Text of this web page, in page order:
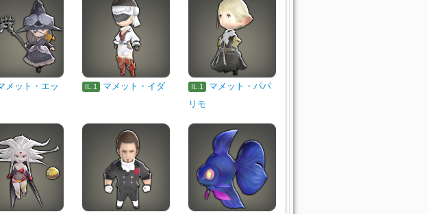
メット・エッ
IL.1 マメット・イダ IL.1
マメット・パパ
リモ